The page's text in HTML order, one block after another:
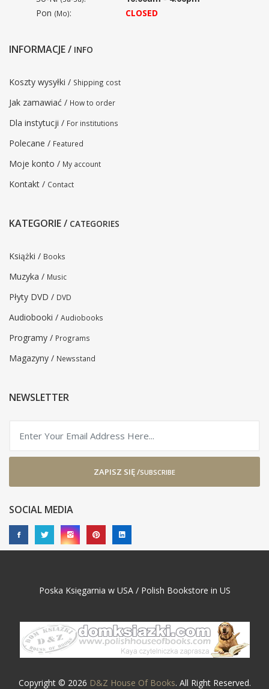
Pon (Mo): CLOSED
INFORMACJE / INFO
Koszty wysyłki / Shipping cost
Jak zamawiać / How to order
Dla instytucji / For institutions
Polecane / Featured
Moje konto / My account
Kontakt / Contact
KATEGORIE / CATEGORIES
Książki / Books
Muzyka / Music
Płyty DVD / DVD
Audiobooki / Audiobooks
Programy / Programs
Magazyny / Newsstand
NEWSLETTER
ZAPISZ SIĘ /SUBSCRIBE
SOCIAL MEDIA
Poska Księgarnia w USA / Polish Bookstore in US
Copyright © 2026 D&Z House Of Books. All Right Reserved.